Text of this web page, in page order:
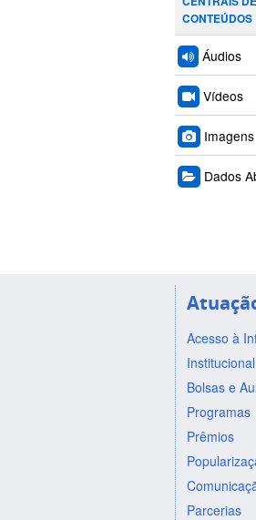
CONTEÚDOS
Áudios
Vídeos
Imagens
Dados
Acesso à
Institucional
Bolsas e
Programas
Prêmios
Parcerias